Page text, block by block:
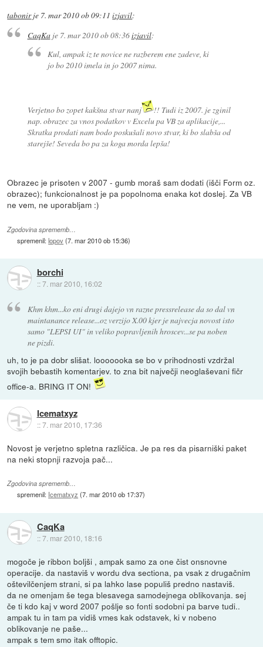
tabonirje 7. mar 2010 ob 09:11 izjavil:
CaqKaje 7. mar 2010 ob 08:36izjavil:
Kul, ampak iz te novice ne razberem ene zadeve, ki
jo bo 2010 imela in jo 2007 nima.
Verjetno bo zopet kakšna stvar nanj
!! Tudi iz 2007. je zginil
nap. obrazec za vnos podatkov v Excelu pa VB za aplikacije,...
Skratka prodati nam bodo poskušali novo stvar, ki bo slabša od
starejše! Seveda bo pa za koga morda lepša!
Obrazec je prisoten v 2007 - gumb moraš sam dodati (išči Form oz.
obrazec); funkcionalnost je pa popolnoma enaka kot doslej. Za VB
ne vem, ne uporabljam :)
Zgodovina sprememb…
spremenil:lopov(7. mar 2010 ob 15:36)
borchi
::7. mar 2010, 16:02
Khm khm...ko eni drugi dajejo vn razne pressrelease da so dal vn
maintanance release...oz verzijo X.00 kjer je najvecja novost isto
samo "LEPSI UI" in veliko popravljenih hroscev...se pa noben
ne pizdi.
uh, to je pa dobr slišat. looooooka se bo v prihodnosti vzdržal
svojih bebastih komentarjev. to zna bit največji neoglaševani fičr
office-a. BRING IT ON!
Icematxyz
::7. mar 2010, 17:36
Novost je verjetno spletna različica. Je pa res da pisarniški paket
na neki stopnji razvoja pač...
Zgodovina sprememb…
spremenil: Icematxyz (7. mar 2010 ob 17:37)
CaqKa
::7. mar 2010, 18:16
mogoče je ribbon boljši , ampak samo za one čist onsnovne
operacije. da nastaviš v wordu dva sectiona, pa vsak z drugačnim
oštevilčenjem strani, si pa lahko lase populiš predno nastaviš.
da ne omenjam še tega blesavega samodejnega oblikovanja. sej
če ti kdo kaj v word 2007 pošlje so fonti sodobni pa barve tudi..
ampak tu in tam pa vidiš vmes kak odstavek, ki v nobeno
oblikovanje ne paše...
ampak s tem smo itak offtopic.